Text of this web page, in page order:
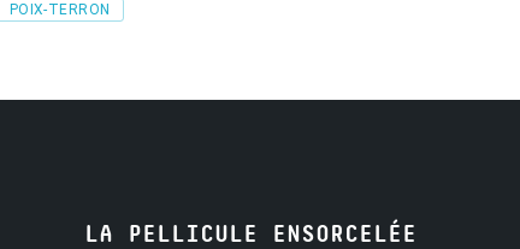
POIX-TERRON
LA PELLICULE ENSORCELÉE